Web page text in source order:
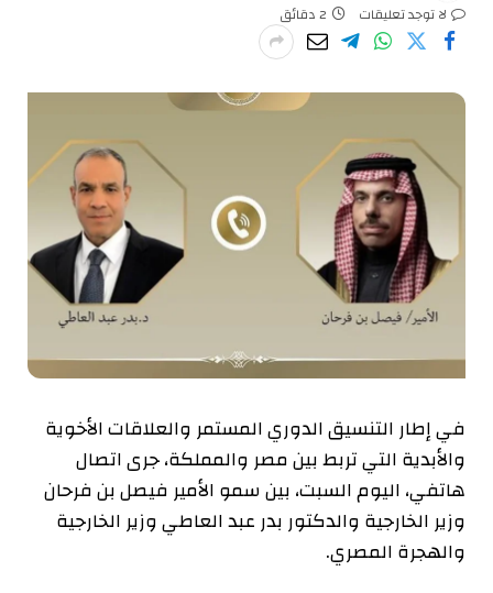
لا توجد تعليقات
2 دقائق
في إطار التنسيق الدوري المستمر والعلاقات الأخوية
والأبدية التي تربط بين مصر والمملكة، جرى اتصال
هاتفي، اليوم السبت، بين سمو الأمير فيصل بن فرحان
وزير الخارجية والدكتور بدر عبد العاطي وزير الخارجية
والهجرة المصري.